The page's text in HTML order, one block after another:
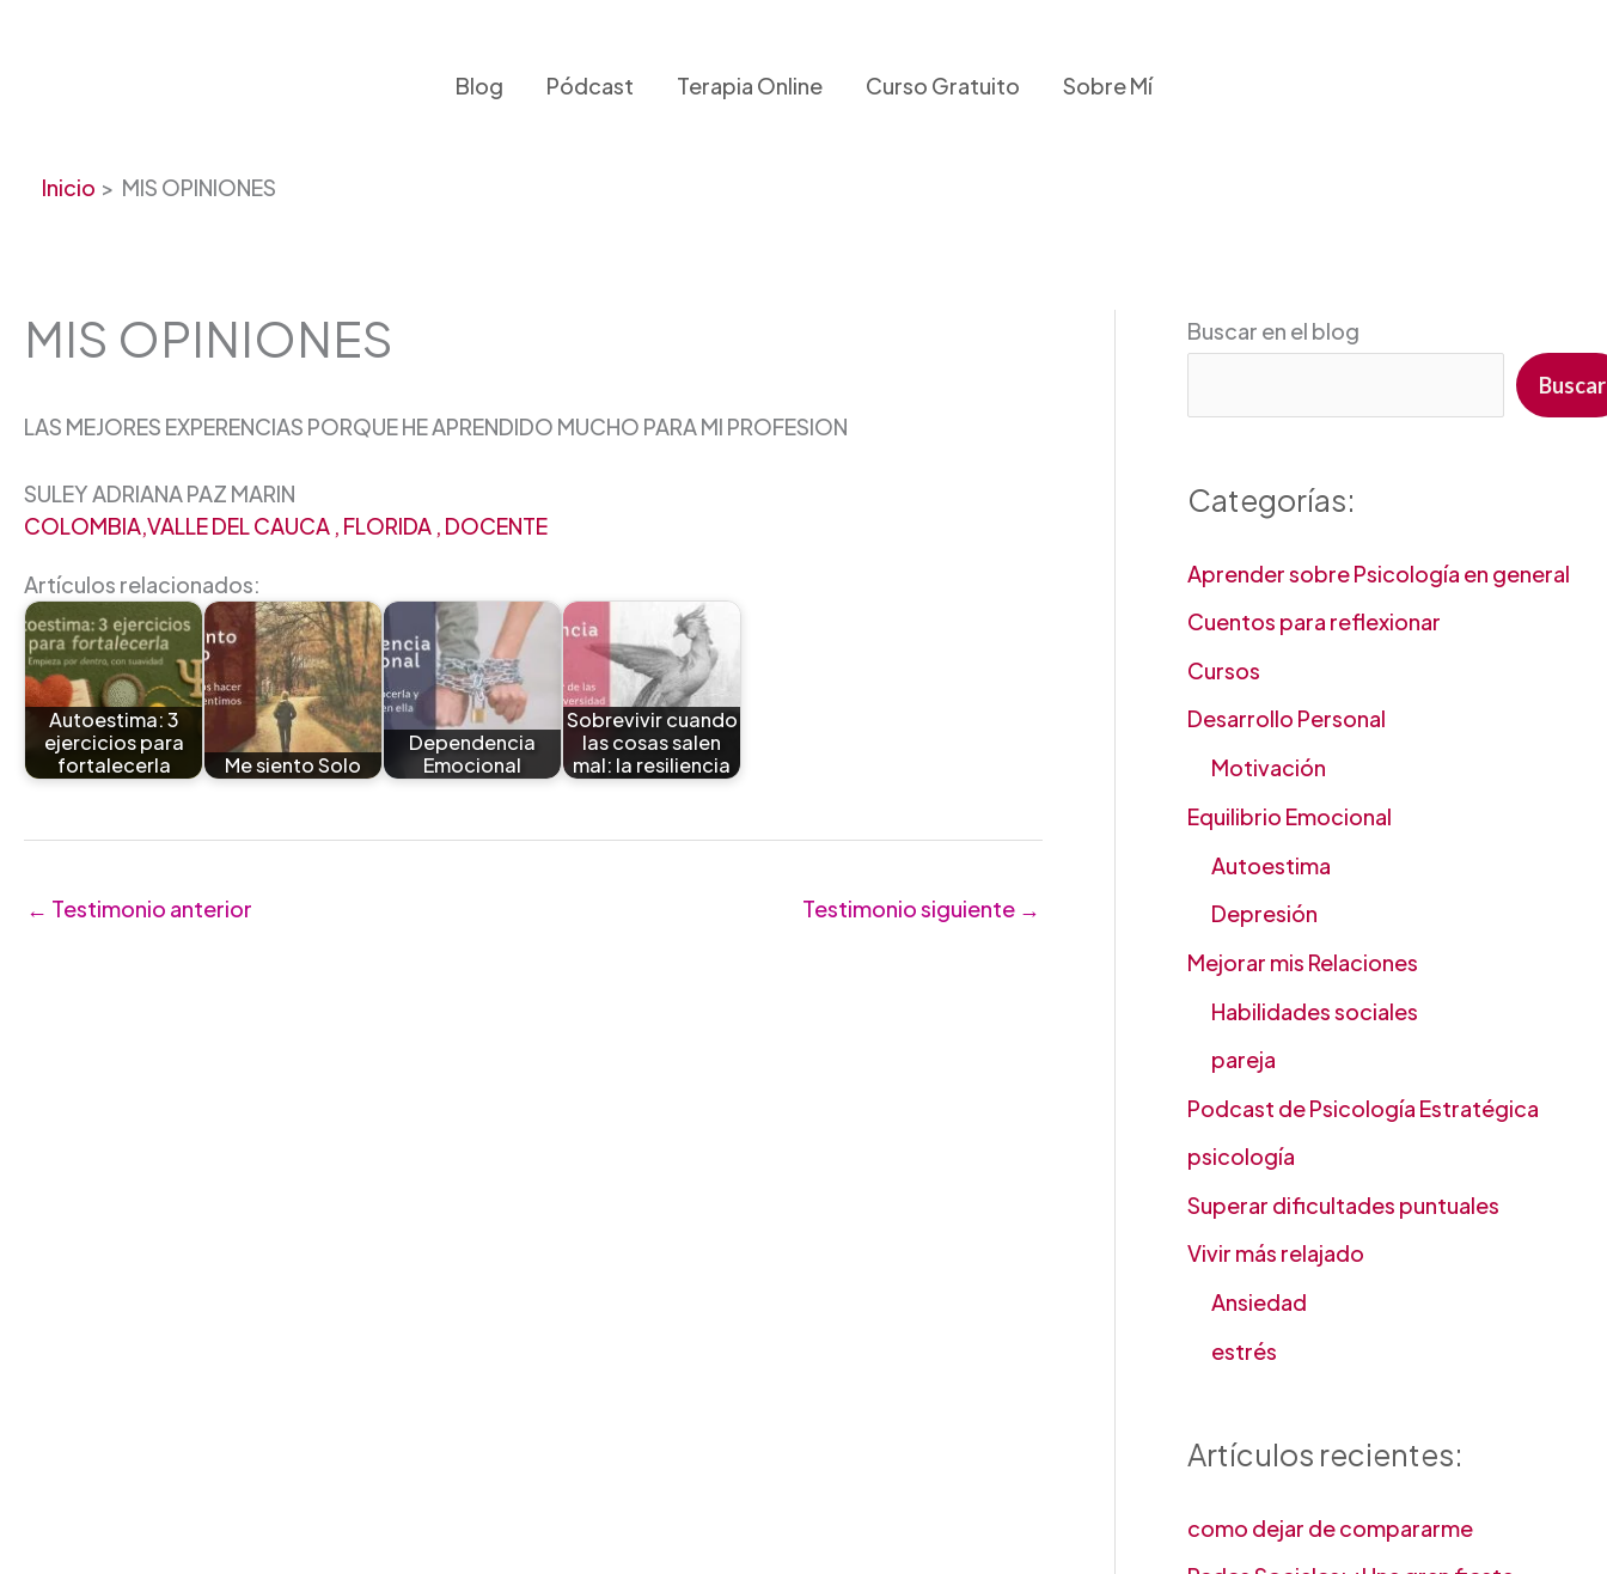
Blog Pódcast Terapia Online Curso Gratuito Sobre Mí
Inicio MIS OPINIONES
MIS OPINIONES
LAS MEJORES EXPERENCIAS PORQUE HE APRENDIDO MUCHO PARA MI PROFESION
SULEY ADRIANA PAZ MARIN
COLOMBIA,VALLE DEL CAUCA , FLORIDA , DOCENTE
Artículos relacionados:
Autoestima: 3
ejercicios para
fortalecerla
Me siento Solo
Dependencia
Emocional
Sobrevivir cuando
las cosas salen
mal: la resiliencia
← Testimonio anterior Testimonio siguiente →
Buscar en el blog
Buscar
Categorías:
Aprender sobre Psicología en general
Cuentos para reflexionar
Cursos
Desarrollo Personal
Motivación
Equilibrio Emocional
Autoestima
Depresión
Mejorar mis Relaciones
Habilidades sociales
pareja
Podcast de Psicología Estratégica
psicología
Superar dificultades puntuales
Vivir más relajado
Ansiedad
estrés
Artículos recientes:
como dejar de compararme